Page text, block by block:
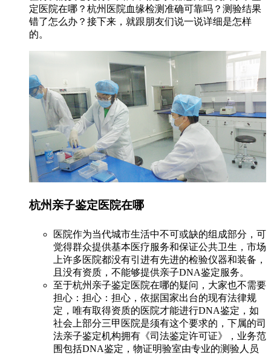
定医院在哪？杭州医院血缘检测准确可靠吗？测验结果
错了怎么办？接下来，就跟朋友们说一说详细是怎样
的。
杭州亲子鉴定医院在哪
医院作为当代城市生活中不可或缺的组成部分，可
觉得群众提供基本医疗服务和保证公共卫生，市场
上许多医院都没有引进有先进的检验仪器和装备，
且没有资质，不能够提供亲子DNA鉴定服务。
至于杭州亲子鉴定医院在哪的疑问，大家也不需要
担心：担心：担心，依据国家出台的现有法律规
定，唯有取得资质的医院才能进行DNA鉴定，如
社会上部分三甲医院是须有这个要求的，下属的司
法亲子鉴定机构拥有《司法鉴定许可证》，业务范
围包括DNA鉴定，物证明验室由专业的测验人员